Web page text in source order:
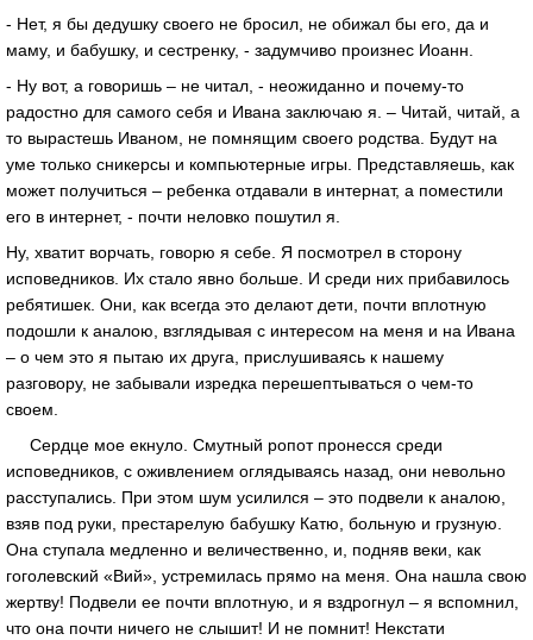
- Нет, я бы дедушку своего не бросил, не обижал бы его, да и
маму, и бабушку, и сестренку, - задумчиво произнес Иоанн.
- Ну вот, а говоришь – не читал, - неожиданно и почему-то
радостно для самого себя и Ивана заключаю я. – Читай, читай, а
то вырастешь Иваном, не помнящим своего родства. Будут на
уме только сникерсы и компьютерные игры. Представляешь, как
может получиться – ребенка отдавали в интернат, а поместили
его в интернет, - почти неловко пошутил я.
Ну, хватит ворчать, говорю я себе. Я посмотрел в сторону
исповедников. Их стало явно больше. И среди них прибавилось
ребятишек. Они, как всегда это делают дети, почти вплотную
подошли к аналою, взглядывая с интересом на меня и на Ивана
– о чем это я пытаю их друга, прислушиваясь к нашему
разговору, не забывали изредка перешептываться о чем-то
своем.
Сердце мое екнуло. Смутный ропот пронесся среди
исповедников, с оживлением оглядываясь назад, они невольно
расступались. При этом шум усилился – это подвели к аналою,
взяв под руки, престарелую бабушку Катю, больную и грузную.
Она ступала медленно и величественно, и, подняв веки, как
гоголевский «Вий», устремилась прямо на меня. Она нашла свою
жертву! Подвели ее почти вплотную, и я вздрогнул – я вспомнил,
что она почти ничего не слышит! И не помнит! Некстати